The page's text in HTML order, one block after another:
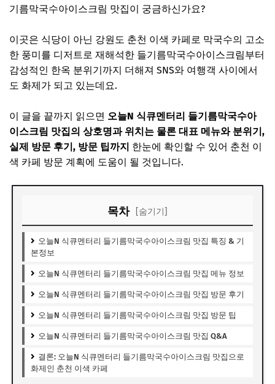
기름막국수아이스크림 맛집이 궁금하신가요?
이곳은 식당이 아닌 강원도 춘천 이색 카페로 막국수의 고소
한 풍미를 디저트로 재해석한 들기름막국수아이스크림부터
감성적인 한옥 분위기까지 더해져 SNS와 여행객 사이에서
도 화제가 되고 있는데요.
이 글을 끝까지 읽으면 오늘N 식큐멘터리 들기름막국수아
이스크림 맛집의 상호명과 위치는 물론 대표 메뉴와 분위기,
실제 방문 후기, 방문 팁까지 한눈에 확인할 수 있어 춘천 이
색 카페 방문 계획에 도움이 될 것입니다.
목차 [숨기기]
오늘N 식큐멘터리 들기름막국수아이스크림 맛집 특징 & 기
본정보
오늘N 식큐멘터리 들기름막국수아이스크림 맛집 메뉴 정보
오늘N 식큐멘터리 들기름막국수아이스크림 맛집 방문 후기
오늘N 식큐멘터리 들기름막국수아이스크림 맛집 방문 팁
오늘N 식큐멘터리 들기름막국수아이스크림 맛집 Q&A
결론: 오늘N 식큐멘터리 들기름막국수아이스크림 맛집으로
화제인 춘천 이색 카페